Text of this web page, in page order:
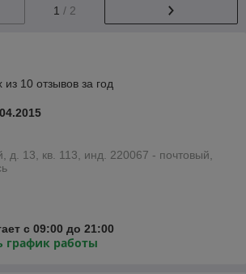
1 / 2
10 отзывов за год
д. 13, кв. 113, инд. 220067 - почтовый,
с 09:00 до 21:00
график работы